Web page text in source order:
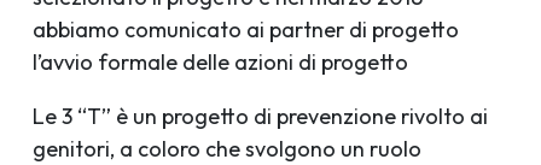
abbiamo comunicato ai partner di progetto
l’avvio formale delle azioni di progetto
Le 3 “T” è un progetto di prevenzione rivolto ai
genitori, a coloro che svolgono un ruolo